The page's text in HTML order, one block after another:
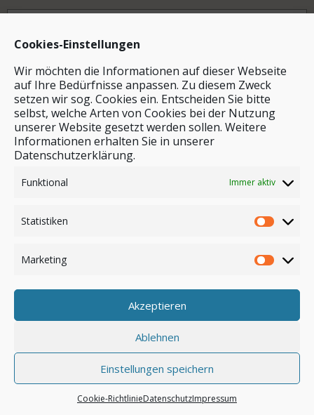
Cookies-Einstellungen
Wir möchten die Informationen auf dieser Webseite
auf Ihre Bedürfnisse anpassen. Zu diesem Zweck
setzen wir sog. Cookies ein. Entscheiden Sie bitte
selbst, welche Arten von Cookies bei der Nutzung
unserer Website gesetzt werden sollen. Weitere
Informationen erhalten Sie in unserer
Datenschutzerklärung.
Funktional Immer aktiv
Statistiken
Marketing
Akzeptieren
Ablehnen
Einstellungen speichern
Cookie-RichtlinieDatenschutzImpressum
Archiv
Stichwortsuche
Anmelden
© by safar-reiseblog.de